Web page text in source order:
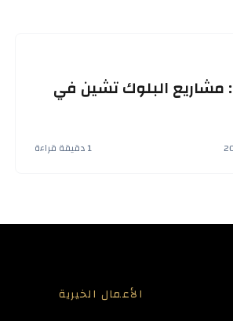
K2 Meta: مشاريع البلوك تشين في
1 دقيقة قراءة
الأعمال الخيرية